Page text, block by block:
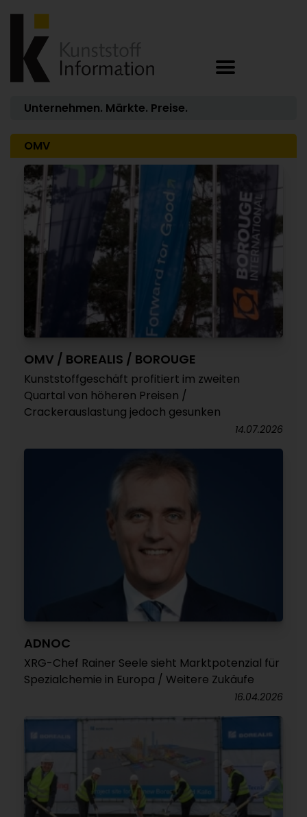
Unternehmen. Märkte. Preise.
OMV
OMV / BOREALIS / BOROUGE
Kunststoffgeschäft profitiert im zweiten
Quartal von höheren Preisen /
Crackerauslastung jedoch gesunken
14.07.2026
ADNOC
XRG-Chef Rainer Seele sieht Marktpotenzial für
Spezialchemie in Europa / Weitere Zukäufe
16.04.2026